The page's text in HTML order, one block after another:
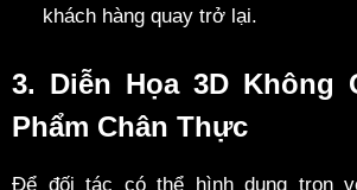
khách hàng quay trở lại.
3. Diễn Họa 3D Không
Phẩm Chân Thực
Để đối tác có thể hình dung trọn